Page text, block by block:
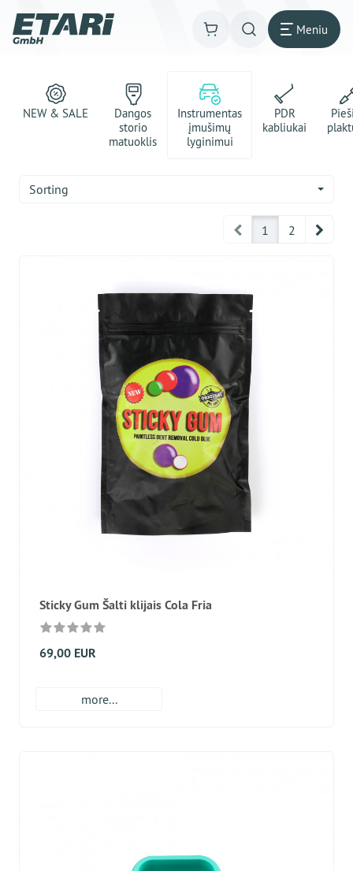
Meniu
NEW & SALE
Dangos
storio
matuoklis
Instrumentas
įmušimų
lyginimui
PDR
kabliukai
Sorting
Prev1 2
Sticky Gum Šalti klijais Cola Fria
69,00 EUR
more...